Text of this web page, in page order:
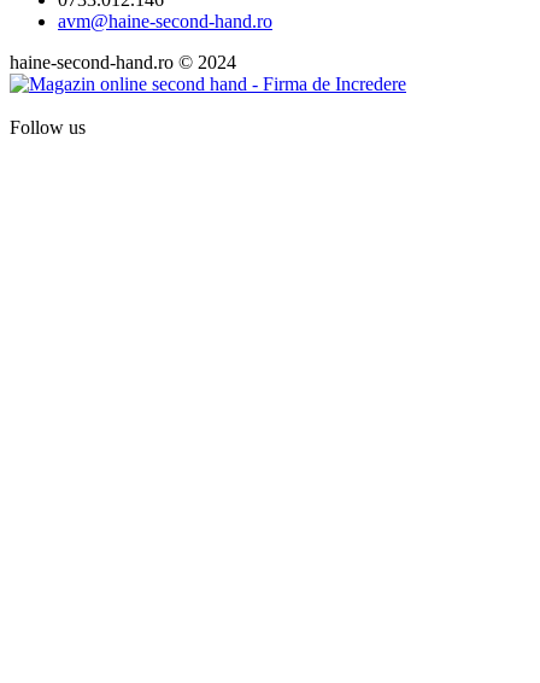
avm@haine-second-hand.ro
haine-second-hand.ro © 2024
Follow us